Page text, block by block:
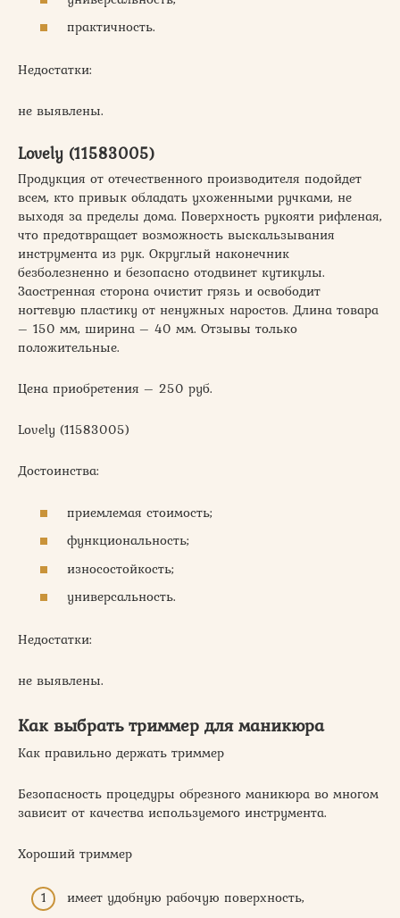
практичность.
Недостатки:
не выявлены.
Lovely (11583005)
Продукция от отечественного производителя подойдет
всем, кто привык обладать ухоженными ручками, не
выходя за пределы дома. Поверхность рукояти рифленая,
что предотвращает возможность выскальзывания
инструмента из рук. Округлый наконечник
безболезненно и безопасно отодвинет кутикулы.
Заостренная сторона очистит грязь и освободит
ногтевую пластику от ненужных наростов. Длина товара
– 150 мм, ширина – 40 мм. Отзывы только
положительные.
Цена приобретения – 250 руб.
Lovely (11583005)
Достоинства:
приемлемая стоимость;
функциональность;
износостойкость;
универсальность.
Недостатки:
не выявлены.
Как выбрать триммер для маникюра
Как правильно держать триммер
Безопасность процедуры обрезного маникюра во многом
зависит от качества используемого инструмента.
Хороший триммер
имеет удобную рабочую поверхность,